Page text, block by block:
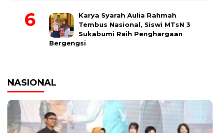
Karya Syarah Aulia Rahmah
Tembus Nasional, Siswi MTsN 3
Sukabumi Raih Penghargaan
Bergengsi
NASIONAL